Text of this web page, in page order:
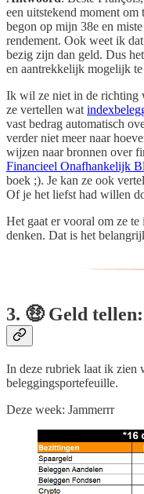
een uitstekend moment
begon op mijn 38e en
rendement. Ook weet ik
bezig zijn dan geld. Dus
en aantrekkelijk mogelijk te
Ik wil ze niet in de richting
ze vertellen wat
vast bedrag automatisch
verder niet meer naar
wijzen naar bronnen over
Financieel Onafhankelijk
boek ;). Je kan ze ook
Of je het liefst had willen
Het gaat er vooral om ze te
denken. Dat is het
3. 🤑 Geld
In deze rubriek laat ik zien
beleggingsportefeuille.
Deze week: Jammerrr